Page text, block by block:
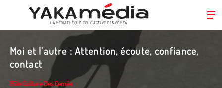
LA MÉDIATHÈQUE ÉDUC’ACTIVE DES CEMÉA
Moi et l'autre : Attention, écoute, confiance,
contact
Pôle Culture Des Ceméa